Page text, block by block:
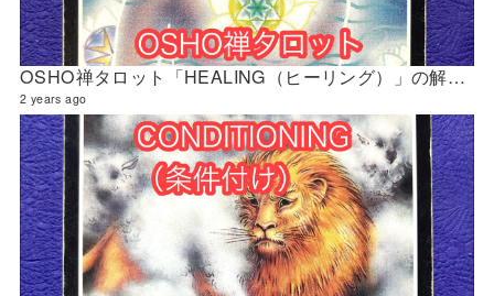
OSHO禅タロット「HEALING（ヒーリング）」の解説 2024年5月の門鑑定（官門）
2 years ago